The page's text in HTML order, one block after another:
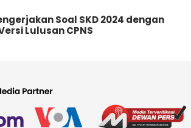
Soal SKD 2024 dengan
Lulusan CPNS